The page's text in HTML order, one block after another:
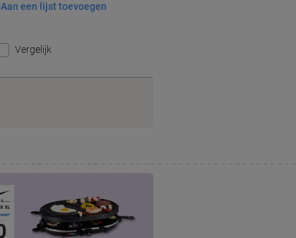
In winkelwagen
Aan een lijst toevoegen
Vergelijk